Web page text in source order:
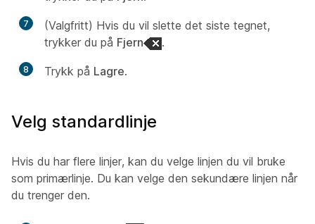
7
(Valgfritt) Hvis du vil slette det siste tegnet,
trykker du på Fjern .
8 Trykk på Lagre.
Velg standardlinje
Hvis du har flere linjer, kan du velge linjen du vil bruke
som primærlinje. Du kan velge den sekundære linjen når
du trenger den.